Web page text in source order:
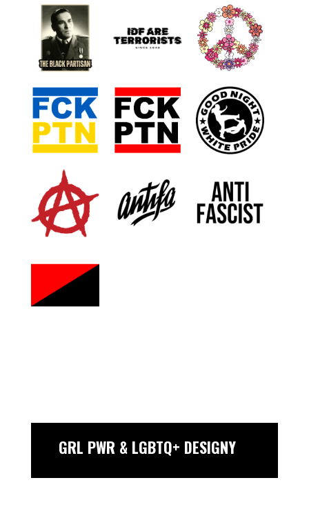
GRL PWR & LGBTQ+ DESIGNY